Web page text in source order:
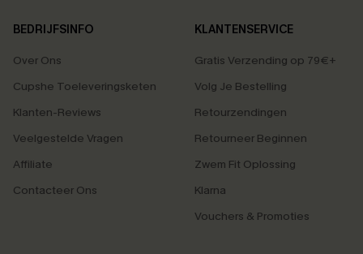
BEDRIJFSINFO
Over Ons
Cupshe Toeleveringsketen
Klanten-Reviews
Veelgestelde Vragen
Affiliate
Contacteer Ons
KLANTENSERVICE
Gratis Verzending op 79€+
Volg Je Bestelling
Retourzendingen
Retourneer Beginnen
Zwem Fit Oplossing
Klarna
Vouchers & Promoties